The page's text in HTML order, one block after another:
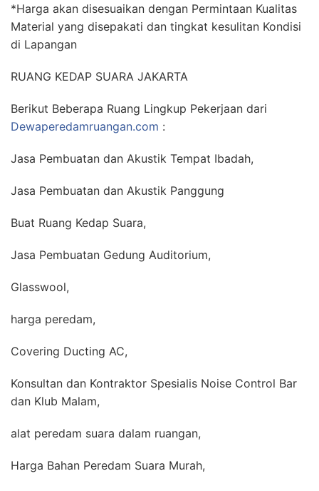
*Harga akan disesuaikan dengan Permintaan Kualitas
Material yang disepakati dan tingkat kesulitan Kondisi
di Lapangan
RUANG KEDAP SUARA JAKARTA
Berikut Beberapa Ruang Lingkup Pekerjaan dari
Dewaperedamruangan.com :
Jasa Pembuatan dan Akustik Tempat Ibadah,
Jasa Pembuatan dan Akustik Panggung
Buat Ruang Kedap Suara,
Jasa Pembuatan Gedung Auditorium,
Glasswool,
harga peredam,
Covering Ducting AC,
Konsultan dan Kontraktor Spesialis Noise Control Bar
dan Klub Malam,
alat peredam suara dalam ruangan,
Harga Bahan Peredam Suara Murah,